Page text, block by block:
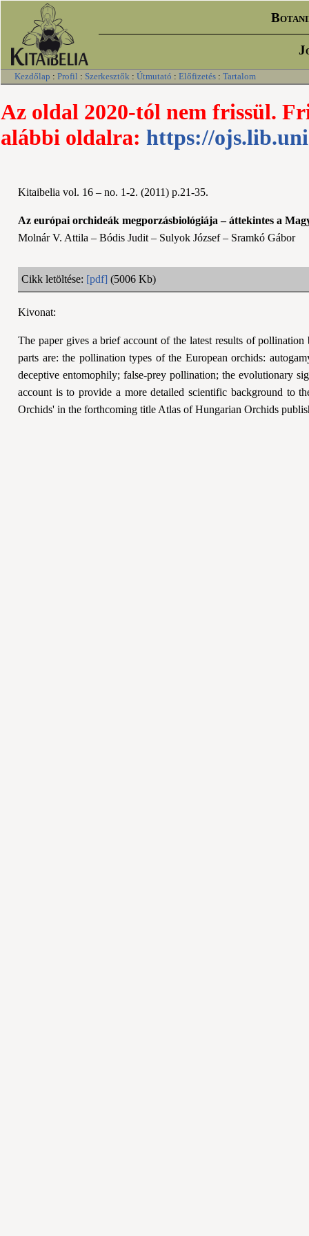
Kezdőlap : Profil : Szerkesztők : Útmutató : Előfizetés : Tartalom
Az oldal 2020-tól nem frissül.
alábbi oldalra: https://
Kitaibelia vol. 16 – no. 1-2. (2011) p.21-35.
Az európai orchideák megporzásbiológiája – áttekintes a
Molnár V. Attila – Bódis Judit – Sulyok József – Sramkó Gábor
Cikk letöltése: [pdf] (5006 Kb)
Kivonat:
The paper gives a brief account of the latest results of
parts are: the pollination types of the European orchids:
deceptive entomophily; false-prey pollination; the evolutionary
account is to provide a more detailed scientific background to
Orchids' in the forthcoming title Atlas of Hungarian Orchids